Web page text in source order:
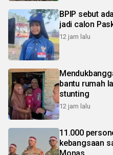
BPIP sebut
jadi calon
12 jam lalu
bantu rumah
stunting
12 jam lalu
11.000
kebangsaan